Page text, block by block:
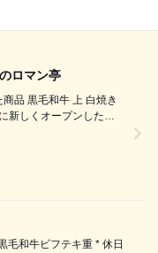
ロマン亭
キ重もも...